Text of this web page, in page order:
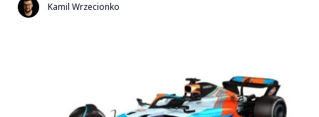
Kamil Wrzecionko